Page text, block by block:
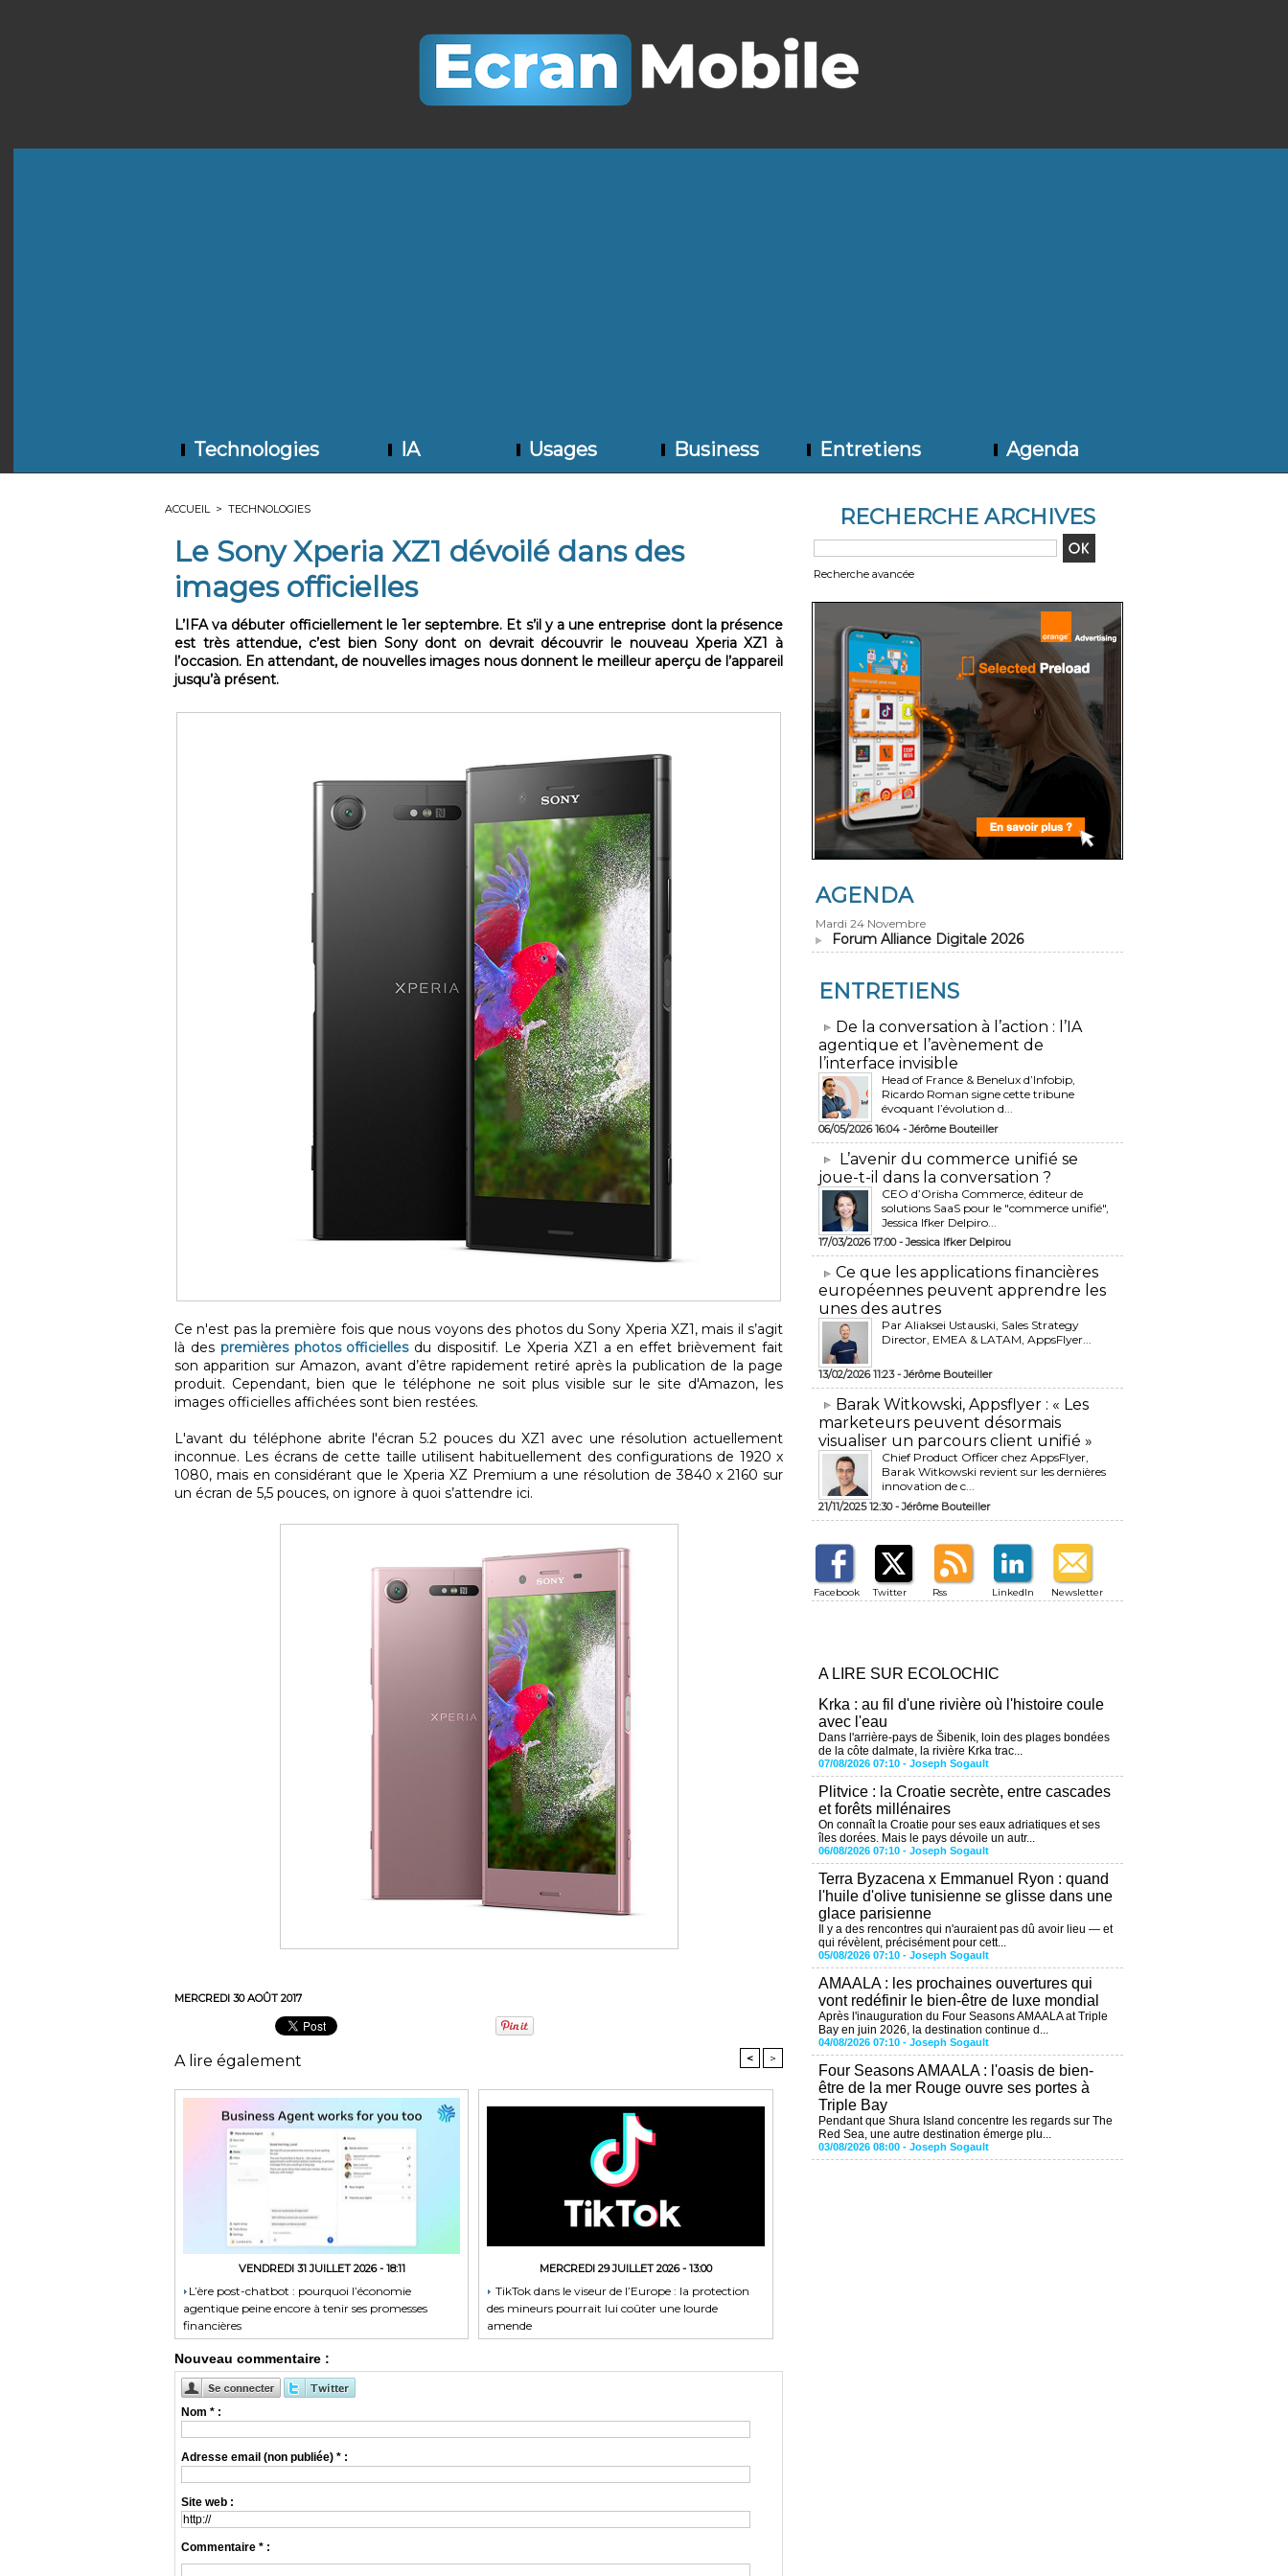
Technologies IA Usages Business Entretiens Agenda
ACCUEIL > TECHNOLOGIES
Le Sony Xperia XZ1 dévoilé dans des
images officielles
L’IFA va débuter officiellement le 1er septembre. Et s’il y a une entreprise dont la présence
est très attendue, c’est bien Sony dont on devrait découvrir le nouveau Xperia XZ1 à
l’occasion. En attendant, de nouvelles images nous donnent le meilleur aperçu de l’appareil
jusqu’à présent.
Ce n'est pas la première fois que nous voyons des photos du Sony Xperia XZ1, mais il s’agit
là des premières photos officiellesdu dispositif. Le Xperia XZ1 a en effet brièvement fait
son apparition sur Amazon, avant d’être rapidement retiré après la publication de la page
produit. Cependant, bien que le téléphone ne soit plus visible sur le site d'Amazon, les
images officielles affichées sont bien restées.
L'avant du téléphone abrite l'écran 5.2 pouces du XZ1 avec une résolution actuellement
inconnue. Les écrans de cette taille utilisent habituellement des configurations de 1920 x
1080, mais en considérant que le Xperia XZ Premium a une résolution de 3840 x 2160 sur
un écran de 5,5 pouces, on ignore à quoi s’attendre ici.
MERCREDI 30 AOÛT 2017
A lire également < >
VENDREDI 31 JUILLET 2026 - 18:11
​L’ère post-chatbot : pourquoi l’économie
agentique peine encore à tenir ses promesses
financières
MERCREDI 29 JUILLET 2026 - 13:00
TikTok dans le viseur de l’Europe : la protection
des mineurs pourrait lui coûter une lourde
amende
Nouveau commentaire :
Nom * :
Adresse email (non publiée) * :
Site web :
Commentaire * :
RECHERCHE ARCHIVES
Recherche avancée
AGENDA
Mardi 24 Novembre
Forum Alliance Digitale 2026
ENTRETIENS
​De la conversation à l’action : l’IA
agentique et l’avènement de
l’interface invisible
Head of France & Benelux d’Infobip,
Ricardo Roman signe cette tribune
évoquant l’évolution d...
06/05/2026 16:04 -Jérôme Bouteiller
L’avenir du commerce unifié se
joue-t-il dans la conversation ?
CEO d’Orisha Commerce, éditeur de
solutions SaaS pour le "commerce unifié",
Jessica Ifker Delpiro...
17/03/2026 17:00 -Jessica Ifker Delpirou
​Ce que les applications financières
européennes peuvent apprendre les
unes des autres
Par Aliaksei Ustauski, Sales Strategy
Director, EMEA & LATAM, AppsFlyer...
13/02/2026 11:23 -Jérôme Bouteiller
​Barak Witkowski, Appsflyer : « Les
marketeurs peuvent désormais
visualiser un parcours client unifié »
Chief Product Officer chez AppsFlyer, ​
Barak Witkowski revient sur les dernières
innovation de c...
21/11/2025 12:30 -Jérôme Bouteiller
Facebook Twitter Rss LinkedIn Newsletter
A LIRE SUR ECOLOCHIC
Krka : au fil d'une rivière où l'histoire coule
avec l'eau
Dans l'arrière-pays de Šibenik, loin des plages bondées
de la côte dalmate, la rivière Krka trac...
07/08/2026 07:10 - Joseph Sogault
Plitvice : la Croatie secrète, entre cascades
et forêts millénaires
On connaît la Croatie pour ses eaux adriatiques et ses
îles dorées. Mais le pays dévoile un autr...
06/08/2026 07:10 - Joseph Sogault
Terra Byzacena x Emmanuel Ryon : quand
l'huile d'olive tunisienne se glisse dans une
glace parisienne
Il y a des rencontres qui n'auraient pas dû avoir lieu — et
qui révèlent, précisément pour cett...
05/08/2026 07:10 - Joseph Sogault
AMAALA : les prochaines ouvertures qui
vont redéfinir le bien-être de luxe mondial
Après l'inauguration du Four Seasons AMAALA at Triple
Bay en juin 2026, la destination continue d...
04/08/2026 07:10 - Joseph Sogault
Four Seasons AMAALA : l'oasis de bien-
être de la mer Rouge ouvre ses portes à
Triple Bay
Pendant que Shura Island concentre les regards sur The
Red Sea, une autre destination émerge plu...
03/08/2026 08:00 - Joseph Sogault